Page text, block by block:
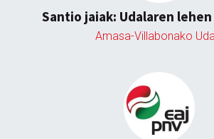
Santio jaiak: Udalaren
Amasa-Villabonako